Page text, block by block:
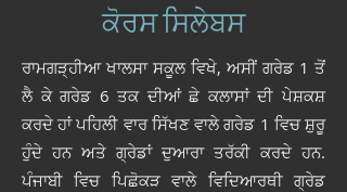
ਕੋਰਸ ਸਿਲੇਬਸ
ਰਾਮਗੜ੍ਹੀਆ ਖਾਲਸਾ ਸਕੂਲ ਵਿਖੇ, ਅਸੀਂ ਗਰੇਡ 1 ਤੋਂ
ਲੈ ਕੇ ਗਰੇਡ 6 ਤਕ ਦੀਆਂ ਛੇ ਕਲਾਸਾਂ ਦੀ ਪੇਸ਼ਕਸ਼
ਕਰਦੇ ਹਾਂ ਪਹਿਲੀ ਵਾਰ ਸਿੱਖਣ ਵਾਲੇ ਗਰੇਡ 1 ਵਿਚ ਸ਼ੁਰੂ
ਹੁੰਦੇ ਹਨ ਅਤੇ ਗ੍ਰੇਡਾਂ ਦੁਆਰਾ ਤਰੱਕੀ ਕਰਦੇ ਹਨ.
ਪੰਜਾਬੀ ਵਿਚ ਪਿਛੋਕੜ ਵਾਲੇ ਵਿਦਿਆਰਥੀ ਗ੍ਰੇਡ